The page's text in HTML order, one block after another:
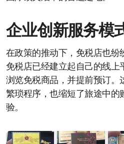
企业创新服务模
在政策的推动下，免税店也纷
免税店已经建立起自己的线上
浏览免税商品，并提前预订。
繁琐程序，也缩短了旅途中的
验。